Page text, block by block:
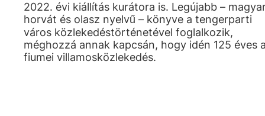
2022. évi kiállítás kurátora is. Legújabb –
horvát és olasz nyelvű – könyve a tengerparti
város közlekedéstörténetével foglalkozik,
méghozzá annak kapcsán, hogy idén 125 éves a
fiumei villamosközlekedés.